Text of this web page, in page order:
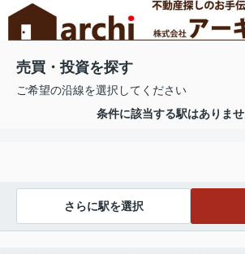
売買・投資を探す
ご希望の沿線を選択してください
条件に該当する駅はありませ
さらに駅を選択